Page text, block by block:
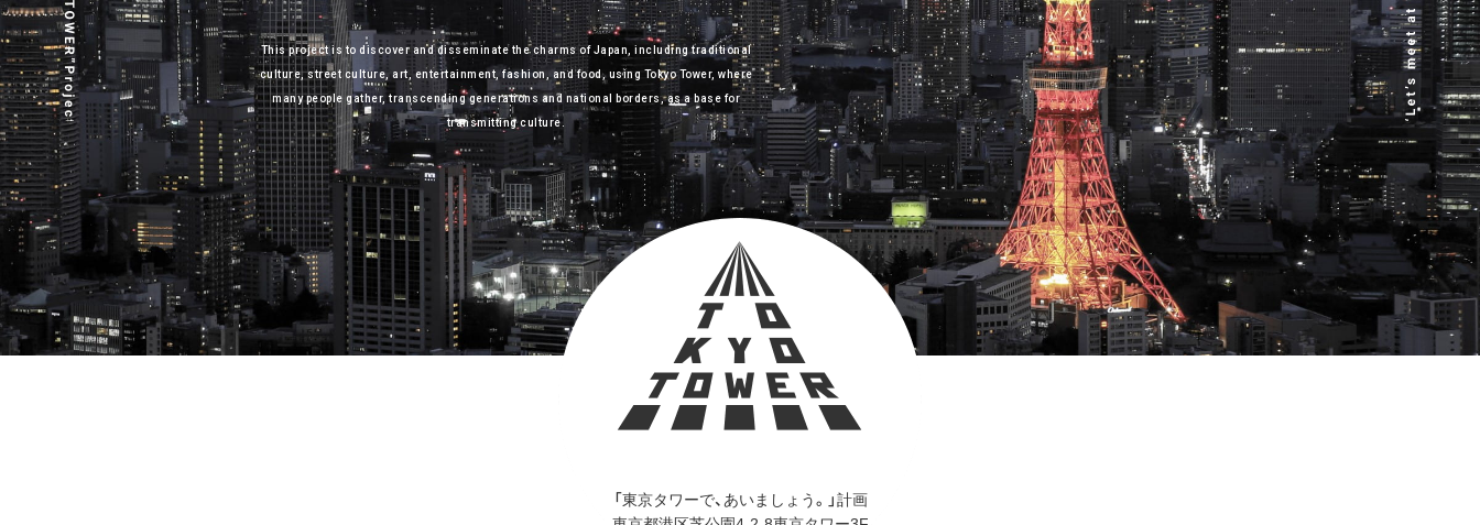
This project is to discover and disseminate the charms of Japan, including traditional
culture, street culture, art, entertainment, fashion, and food, using Tokyo Tower, where
many people gather, transcending generations and national borders, as a base for
transmitting culture.
「東京タワーで、あいましょう。」計画